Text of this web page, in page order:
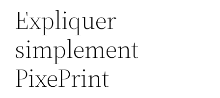
Expliquer
simplement
PixePrint